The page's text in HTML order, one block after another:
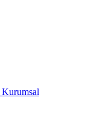
Kurumsal